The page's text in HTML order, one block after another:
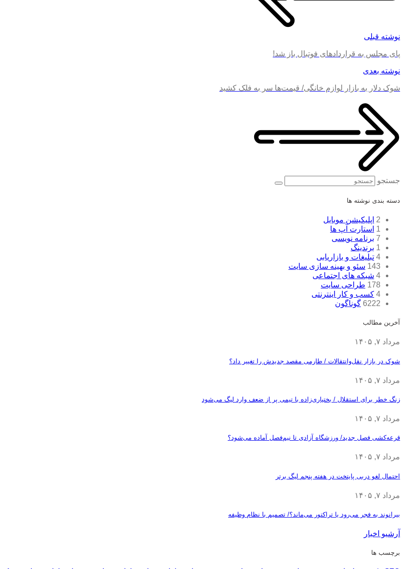
نوشته قبلی
پای مجلس به قرارداد‌های فوتبال باز شد!
نوشته بعدی
شوک دلار به بازار لوازم خانگی/ قیمت‌ها سر به فلک کشید
جستجو
دسته بندی نوشته ها
2 اپلیکیشن موبایل
1 استارت آپ ها
7 برنامه نویسی
1 برندینگ
4 تبلیغات و بازاریابی
143 سئو و بهینه سازی سایت
4 شبکه های اجتماعی
178 طراحی سایت
4 کسب و کار اینترنتی
6222 گوناگون
آخرین مطالب
مرداد ۷, ۱۴۰۵
شوک در بازار نقل‌وانتقالات / طارمی مقصد جدیدش را تغییر داد؟
مرداد ۷, ۱۴۰۵
زنگ خطر برای استقلال / بختیاری‌زاده با تیمی پر از ضعف وارد لیگ می‌شود
مرداد ۷, ۱۴۰۵
قرعه‎‌کشی فصل جدید/ ورزشگاه آزادی تا نیم‌فصل آماده می‌شود؟
مرداد ۷, ۱۴۰۵
احتمال لغو دربی پایتخت در هفته پنجم لیگ برتر
مرداد ۷, ۱۴۰۵
بیرانوند به فجر می‌رود یا تراکتور می‌ماند؟/ تصمیم با نظام وظیفه
آرشیو اخبار
برچسب ها